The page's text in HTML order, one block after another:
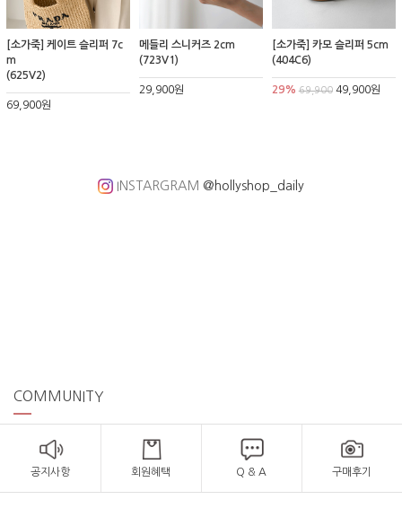
[소가죽] 케이트 슬리퍼 7c
m
(625V2)
69,900원
메들리 스니커즈 2cm
(723V1)
29,900원
[소가죽] 카모 슬리퍼 5cm
(404C6)
29% 69,90049,900원
INSTARGRAM @hollyshop_daily
COMMUNITY
공지사항 회원혜택 Q & A 구매후기